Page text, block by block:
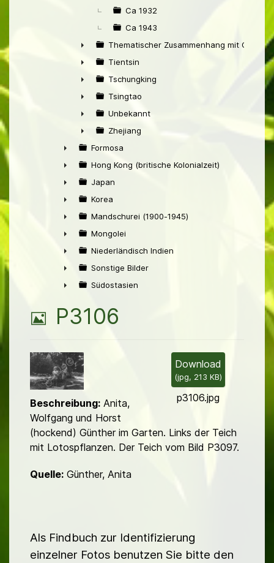
Ca 1932
Ca 1943
►
Thematischer Zusammenhang mit China
►
Tientsin
►
Tschungking
►
Tsingtao
►
Unbekannt
►
Zhejiang
►
Formosa
►
Hong Kong (britische Kolonialzeit)
►
Japan
►
Korea
►
Mandschurei (1900-1945)
►
Mongolei
►
Niederländisch Indien
►
Sonstige Bilder
Südostasien
B
l
d
P3106
Download
(jpg, 213 KB)
p3106.jpg
Beschreibung: Anita,
Wolfgang und Horst
(hockend) Günther im Garten. Links der Teich
mit Lotospflanzen. Der Teich vom Bild P3097.
Quelle: Günther, Anita
Als Findbuch zur Identifizierung
einzelner Fotos benutzen Sie bitte den